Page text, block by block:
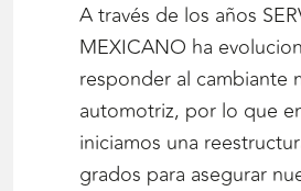
A través de los años
MEXICANO ha
responder al cambiante
automotriz, por lo que
iniciamos una
grados para asegurar